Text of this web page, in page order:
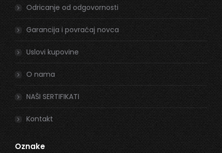
windowwindow
Odricanje od odgovornosti
Garancija i povraćaj novca
Uslovi kupovine
O nama
NAŠI SERTIFIKATI
Kontakt
Oznake